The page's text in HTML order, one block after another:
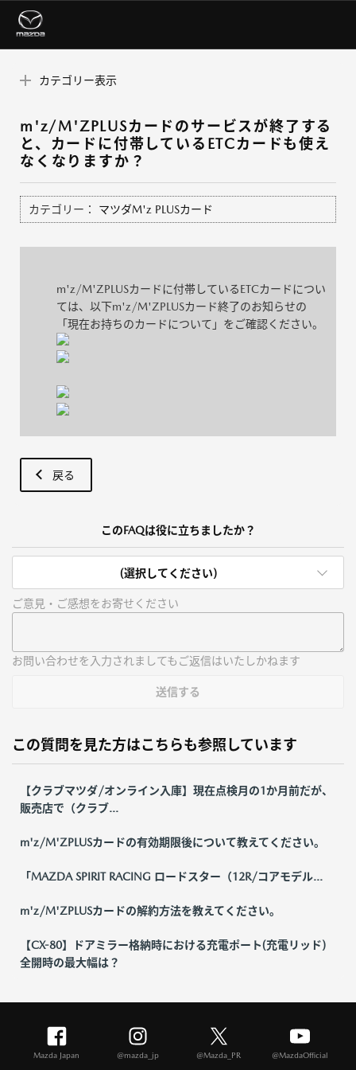
カテゴリー表示
m'z/M'ZPLUSカードのサービスが終了する
と、カードに付帯しているETCカードも使え
なくなりますか？
カテゴリー： マツダM'z PLUSカード
m'z/M'ZPLUSカードに付帯しているETCカードについ
ては、以下m'z/M'ZPLUSカード終了のお知らせの
「現在お持ちのカードについて」をご確認ください。
戻る
このFAQは役に立ちましたか？
(選択してください)
ご意見・ご感想をお寄せください
お問い合わせを入力されましてもご返信はいたしかねます
送信する
この質問を見た方はこちらも参照しています
【クラブマツダ/オンライン入庫】現在点検月の1か月前だが、
販売店で（クラブ...
m'z/M'ZPLUSカードの有効期限後について教えてください。
「MAZDA SPIRIT RACING ロードスター（12R/コアモデル...
m'z/M'ZPLUSカードの解約方法を教えてください。
【CX-80】ドアミラー格納時における充電ポート(充電リッド)
全開時の最大幅は？
Mazda Japan @mazda_jp @Mazda_PR @MazdaOfficial